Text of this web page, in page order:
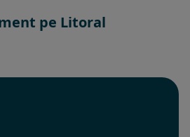
pe Litoral